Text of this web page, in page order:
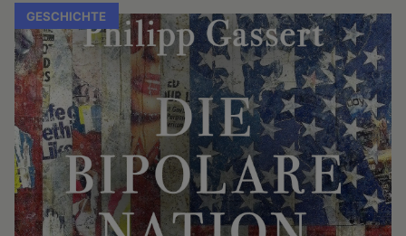
GESCHICHTE